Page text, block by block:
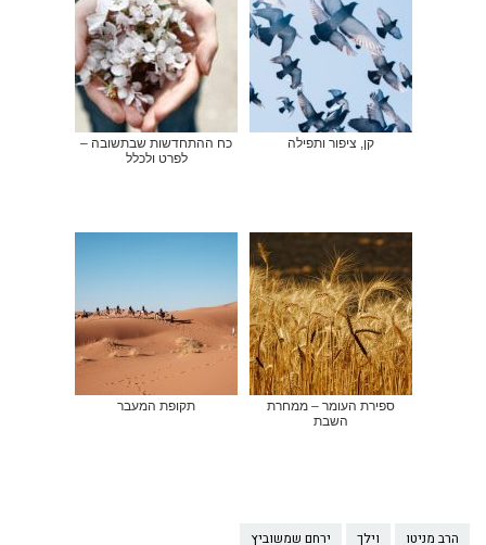
קן, ציפור ותפילה
כח ההתחדשות שבתשובה –
לפרט ולכלל
ספירת העומר – ממחרת
השבת
תקופת המעבר
הרב מניטו וילך ירחם שמשוביץ